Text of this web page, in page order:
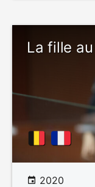
La fille
2020